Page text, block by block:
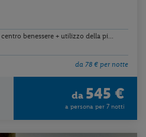
benessere + utilizzo della pi...
da 78 € per notte
da 545 €
a persona per 7 notti